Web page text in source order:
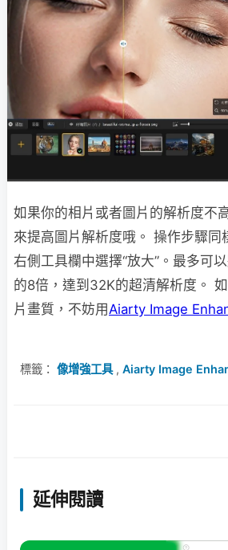
如果你的相片或者圖片的解析度不
來提高圖片解析度哦。 操作步驟同
右側工具欄中選擇“放大”。最多可
的8倍，達到32K的超清解析度。
片畫質，不妨用Aiarty Image
標籤： 像增強工具, Aiarty Image
延伸閱讀